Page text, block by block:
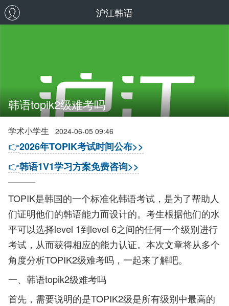
沪江韩语
韩语topik2级难考吗
学术小学生 2024-06-05 09:46
👉2026年TOPIK考试时间公布>>
👉韩语1V1学习方案免费咨询>>
TOPIK是韩国的一个标准化韩语考试，是为了帮助人
们证明他们的韩语能力而设计的。考生根据他们的水
平可以选择level 1到level 6之间的任何一个级别进行
考试，从而获得相应的能力认证。本次文章将从多个
角度分析TOPIK2级难考吗，一起来了解吧。
一、韩语topik2级难考吗
首先，需要说明的是TOPIK2级是所有级别中最高的